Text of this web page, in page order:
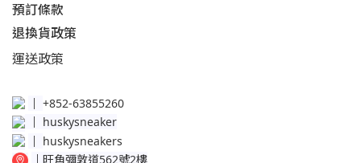
預訂條款
退換貨政策​
運送政策​
│ +852-63855260
huskysneaker
│ huskysneakers
│ 旺角彌敦道562號2樓